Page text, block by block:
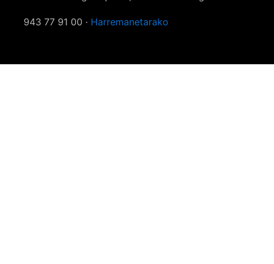
943 77 91 00 · Harremanetarako